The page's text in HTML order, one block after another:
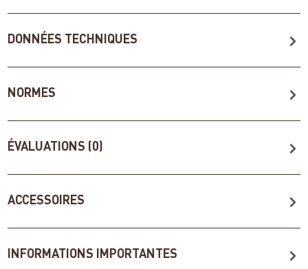
DONNÉES TECHNIQUES
NORMES
ÉVALUATIONS (0)
ACCESSOIRES
INFORMATIONS IMPORTANTES